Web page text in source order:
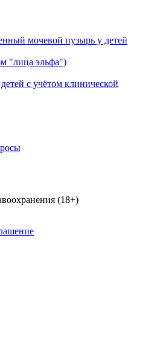
мочевой пузырь у детей
"лица эльфа")
с учётом клинической
(18+)